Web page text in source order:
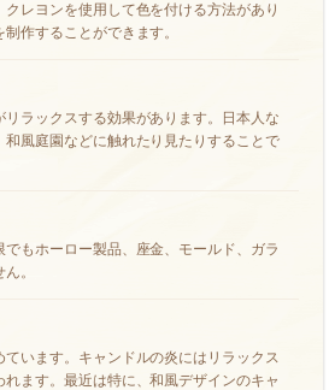
レヨンを使用して色を付ける方法があり
作することができます。
ラックスする効果があります。日本人な
風庭園などに触れたり見たりすることで
もホーロー製品、座金、モールド、ガラ
。
います。キャンドルの炎にはリラックス
ます。最近は特に、和風デザインのキャ